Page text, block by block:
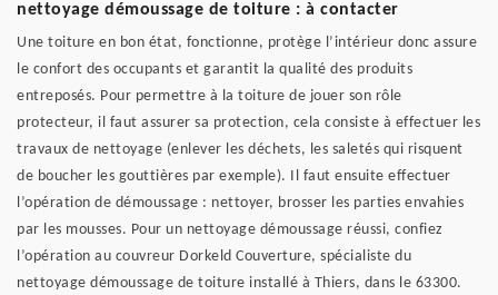
nettoyage démoussage de toiture : à contacter
Une toiture en bon état, fonctionne, protège l’intérieur donc assure
le confort des occupants et garantit la qualité des produits
entreposés. Pour permettre à la toiture de jouer son rôle
protecteur, il faut assurer sa protection, cela consiste à effectuer les
travaux de nettoyage (enlever les déchets, les saletés qui risquent
de boucher les gouttières par exemple). Il faut ensuite effectuer
l’opération de démoussage : nettoyer, brosser les parties envahies
par les mousses. Pour un nettoyage démoussage réussi, confiez
l’opération au couvreur Dorkeld Couverture, spécialiste du
nettoyage démoussage de toiture installé à Thiers, dans le 63300.